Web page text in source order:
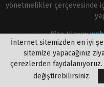
yönetmelikler çerçevesinde
Bize Ulaşın:
İnternet sitemizden en iyi
sitemize yapacağınız
çerezlerden faydalanıyoruz.
değiştirebilirsiniz.